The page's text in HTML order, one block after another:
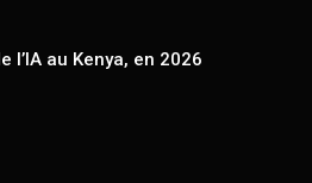
l’IA au Kenya, en 2026